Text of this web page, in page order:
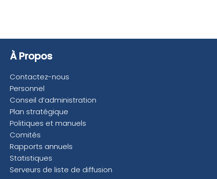
À Propos
Contactez-nous
Personnel
Conseil d’administration
Plan stratégique
Politiques et manuels
Comités
Rapports annuels
Statistiques
Serveurs de liste de diffusion